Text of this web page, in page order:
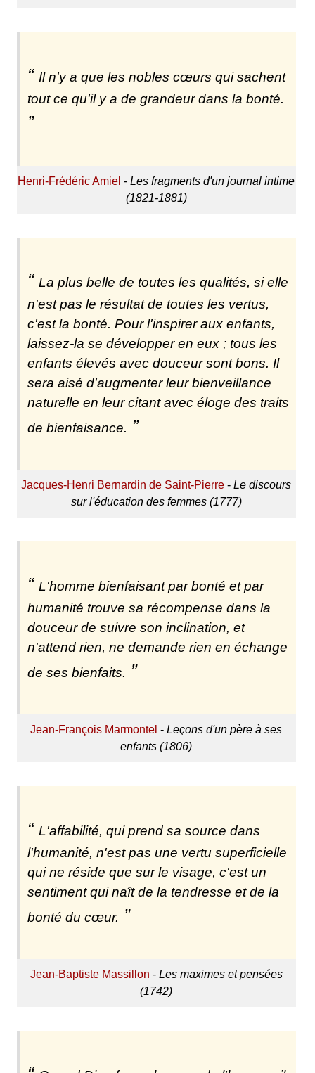
Il n'y a que les nobles cœurs qui sachent
tout ce qu'il y a de grandeur dans la bonté.
Henri-Frédéric Amiel -Les fragments d'un journal intime
(1821-1881)
La plus belle de toutes les qualités, si elle
n'est pas le résultat de toutes les vertus,
c'est la bonté. Pour l'inspirer aux enfants,
laissez-la se développer en eux ; tous les
enfants élevés avec douceur sont bons. Il
sera aisé d'augmenter leur bienveillance
naturelle en leur citant avec éloge des traits
de bienfaisance.
Jacques-Henri Bernardin de Saint-Pierre -Le discours
sur l'éducation des femmes (1777)
L'homme bienfaisant par bonté et par
humanité trouve sa récompense dans la
douceur de suivre son inclination, et
n'attend rien, ne demande rien en échange
de ses bienfaits.
Jean-François Marmontel -Leçons d'un père à ses
enfants (1806)
L'affabilité, qui prend sa source dans
l'humanité, n'est pas une vertu superficielle
qui ne réside que sur le visage, c'est un
sentiment qui naît de la tendresse et de la
bonté du cœur.
Jean-Baptiste Massillon - Les maximes et pensées
(1742)